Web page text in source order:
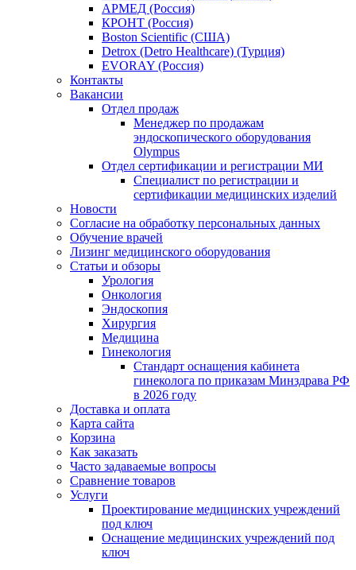
АРМЕД (Россия)
КРОНТ (Россия)
Boston Scientific (США)
Detrox (Detro Healthcare) (Турция)
EVORAY (Россия)
Контакты
Вакансии
Отдел продаж
Менеджер по продажам
эндоскопического оборудования
Olympus
Отдел сертификации и регистрации МИ
Специалист по регистрации и
сертификации медицинских изделий
Новости
Согласие на обработку персональных данных
Обучение врачей
Лизинг медицинского оборудования
Статьи и обзоры
Урология
Онкология
Эндоскопия
Хирургия
Медицина
Гинекология
Стандарт оснащения кабинета
гинеколога по приказам Минздрава РФ
в 2026 году
Доставка и оплата
Карта сайта
Корзина
Как заказать
Часто задаваемые вопросы
Сравнение товаров
Услуги
Проектирование медицинских учреждений
под ключ
Оснащение медицинских учреждений под
ключ